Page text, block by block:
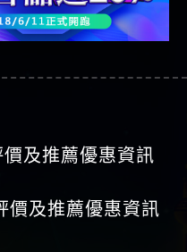
價及推薦優惠資訊
價及推薦優惠資訊